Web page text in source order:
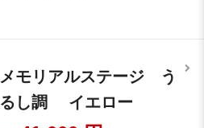
メモリアルステージ う
るし調 イエロー